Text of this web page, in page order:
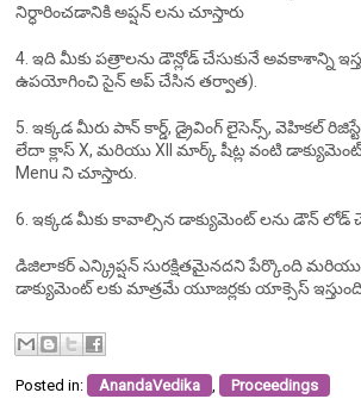
నిర్ధారించడానికి అప్షన్ లను చూస్తారు
4. ఇది మీకు పత్రాలను డౌన్లోడ్ చేసుకునే అవకాశాన్ని
ఉపయోగించి సైన్ అప్ చేసిన తర్వాత).
5. ఇక్కడ మీరు పాన్ కార్డ్, డ్రైవింగ్ లైసెన్స్, వెహికల్
లేదా క్లాస్ X, మరియు XII మార్క్ షీట్ల వంటి
Menu ని చూస్తారు.
6. ఇక్కడ మీకు కావాల్సిన డాక్యుమెంట్ లను డౌన్ లోడ్
డిజిలాకర్ ఎన్క్రిప్షన్ సురక్షితమైనదని పేర్కొంది
డాక్యుమెంట్ లకు మాత్రమే యూజర్లకు యాక్సెస్
Posted in: AnandaVedika , Proceedings